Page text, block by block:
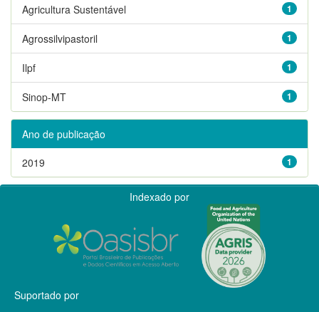
1
Agricultura Sustentável
1
Agrossilvipastoril
1
Ilpf
1
Sinop-MT
Ano de publicação
1
2019
Indexado por
Suportado por